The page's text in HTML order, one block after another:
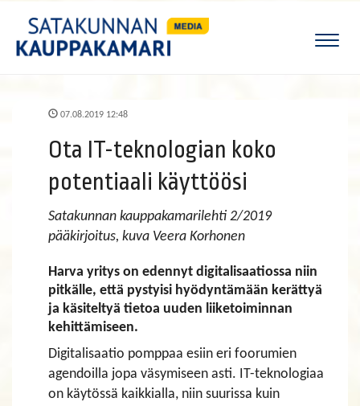
07.08.2019 12:48
Ota IT-teknologian koko
potentiaali käyttöösi
Satakunnan kauppakamarilehti 2/2019
pääkirjoitus, kuva Veera Korhonen
Harva yritys on edennyt digitalisaatiossa niin
pitkälle, että pystyisi hyödyntämään kerättyä
ja käsiteltyä tietoa uuden liiketoiminnan
kehittämiseen.
Digitalisaatio pomppaa esiin eri foorumien
agendoilla jopa väsymiseen asti. IT-teknologiaa
on käytössä kaikkialla, niin suurissa kuin